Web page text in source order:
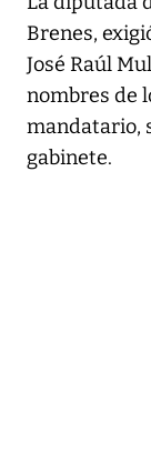
Brenes,
José Raúl
nombres de
mandatario,
gabinete.